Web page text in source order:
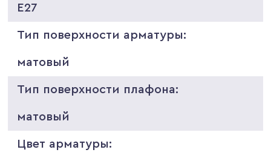
E27
Тип поверхности арматуры:
матовый
Тип поверхности плафона:
матовый
Цвет арматуры: